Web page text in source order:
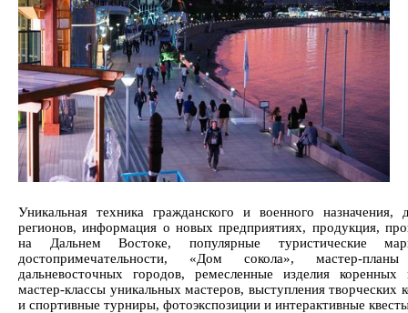
Уникальная техника гражданского и военного назначения,
регионов, информация о новых предприятиях, продукция,
на Дальнем Востоке, популярные туристические
достопримечательности, «Дом сокола», мастер-планы
дальневосточных городов, ремесленные изделия
мастер-классы уникальных мастеров, выступления творческих
и спортивные турниры, фотоэкспозиции и интерактивные